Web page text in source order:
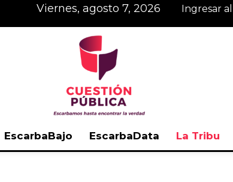
viernes, agosto 7, 2026 Ingresar
EscarbaBajo EscarbaData La Tribu